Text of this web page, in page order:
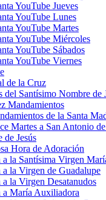
YouTube Jueves
YouTube Lunes
YouTube Martes
YouTube Miércoles
YouTube Sábados
YouTube Viernes
de la Cruz
del Santísimo Nombre de
Mandamientos
de la Santa
Martes a San Antonio
de Jesús
Hora de Adoración
a la Santísima Virgen
a la Virgen de Guadalupe
a la Virgen Desatanudos
a María Auxiliadora